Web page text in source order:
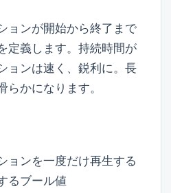
ョンが開始から終了まで
定義します。持続時間が
ョンは速く、鋭利に。長
らかになります。
ョンを一度だけ再生する
るブール値